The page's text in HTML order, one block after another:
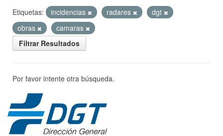
Etiquetas: incidencias radares
dgt
obras
camaras
Filtrar Resultados
Por favor intente otra búsqueda.